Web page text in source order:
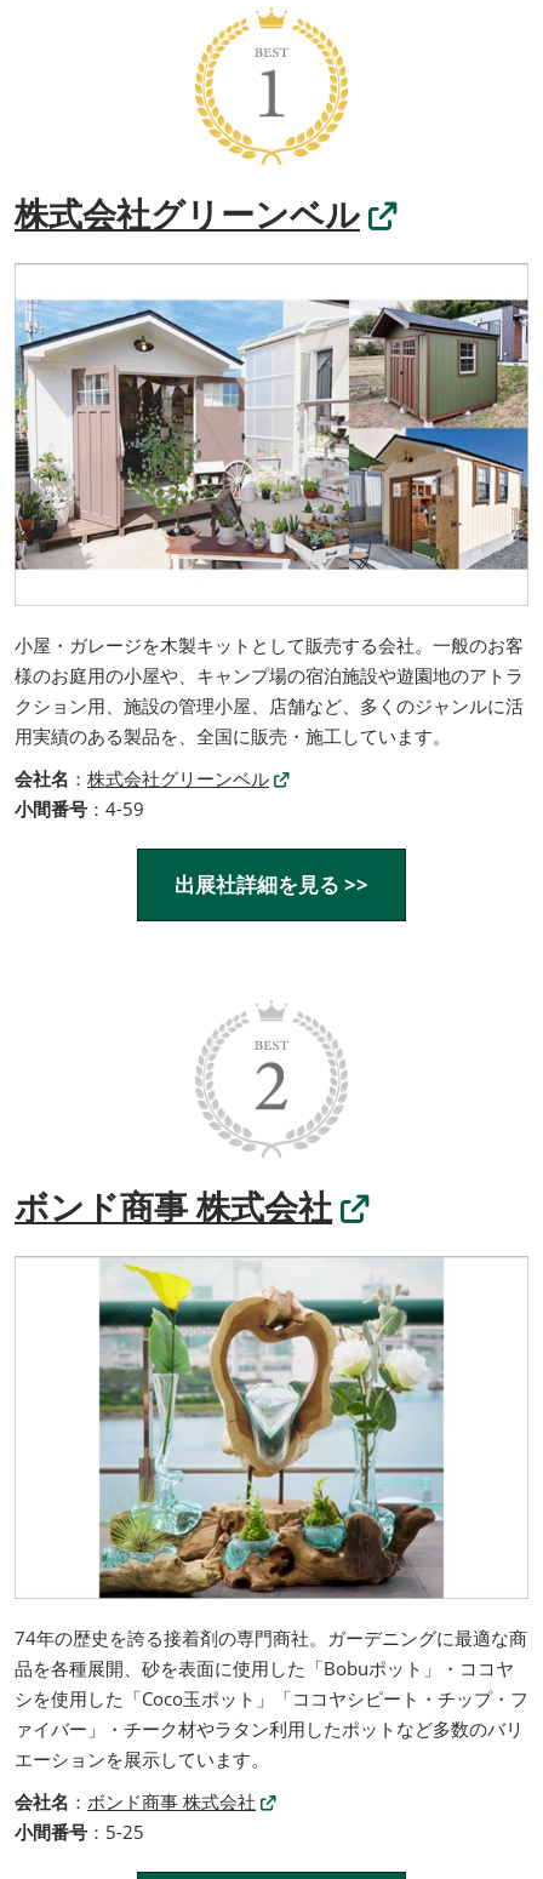
株式会社グリーンベル
小屋・ガレージを木製キットとして販売する会社。一般のお客
様のお庭用の小屋や、キャンプ場の宿泊施設や遊園地のアトラ
クション用、施設の管理小屋、店舗など、多くのジャンルに活
用実績のある製品を、全国に販売・施工しています。
会社名 ： 株式会社グリーンベル
小間番号 ：4-59
出展社詳細を見る >>
ボンド商事 株式会社
74年の歴史を誇る接着剤の専門商社。ガーデニングに最適な商
品を各種展開、砂を表面に使用した「Bobuポット」・ココヤ
シを使用した「Coco玉ポット」「ココヤシピート・チップ・フ
ァイバー」・チーク材やラタン利用したポットなど多数のバリ
エーションを展示しています。
会社名 ： ボンド商事 株式会社
小間番号 ：5-25